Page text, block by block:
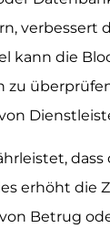
kann die
erhöht die
Betrug